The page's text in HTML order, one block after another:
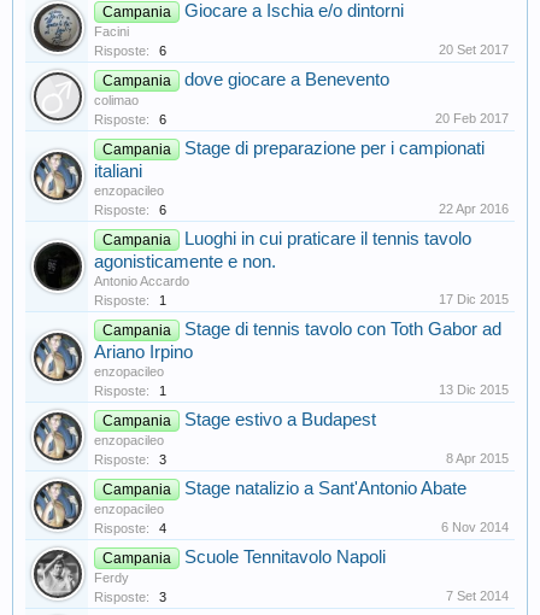
Campania Giocare a Ischia e/o dintorni
Facini
Risposte:
6 20 Set 2017
Campania dove giocare a Benevento
colimao
Risposte:
6 20 Feb 2017
Campania
Stage di preparazione per i campionati
italiani
enzopacileo
Risposte:
6 22 Apr 2016
Campania
Luoghi in cui praticare il tennis tavolo
agonisticamente e non.
Antonio Accardo
Risposte:
1 17 Dic 2015
Campania
Stage di tennis tavolo con Toth Gabor ad
Ariano Irpino
enzopacileo
Risposte:
1 13 Dic 2015
Campania Stage estivo a Budapest
enzopacileo
Risposte:
3 8 Apr 2015
Campania Stage natalizio a Sant'Antonio Abate
enzopacileo
Risposte:
4 6 Nov 2014
Campania Scuole Tennitavolo Napoli
Ferdy
Risposte:
3 7 Set 2014